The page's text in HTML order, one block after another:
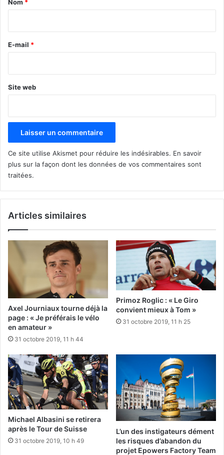
e
Nom *
E-mail *
Site web
Ce site utilise Akismet pour réduire les indésirables. En savoir
plus sur la façon dont les données de vos commentaires sont
traitées.
Articles similaires
Axel Journiaux tourne déjà la
page : « Je préférais le vélo
en amateur »
31 octobre 2019, 11 h 44
Primoz Roglic : « Le Giro
convient mieux à Tom »
31 octobre 2019, 11 h 25
Michael Albasini se retirera
après le Tour de Suisse
31 octobre 2019, 10 h 49
L’un des instigateurs dément
les risques d’abandon du
projet Epowers Factory Team